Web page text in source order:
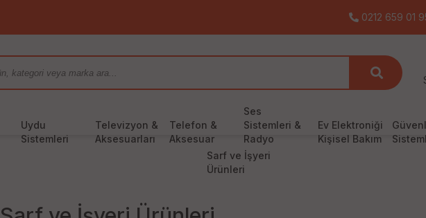
0212 659 01
Uydu
Sistemleri
Televizyon &
Aksesuarları
Telefon &
Aksesuar
Ses
Sistemleri &
Radyo
Ev Elektroniği
Kişisel Bakım
Sarf ve İşyeri
Ürünleri